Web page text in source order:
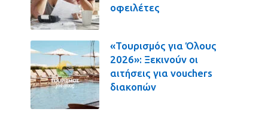
οφειλέτες
«Τουρισμός για Όλους
2026»: Ξεκινούν οι
αιτήσεις για vouchers
διακοπών